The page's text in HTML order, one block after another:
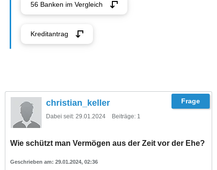
56 Banken im Vergleich
Kreditantrag
christian_keller
Dabei seit: 29.01.2024 Beiträge: 1
Wie schützt man Vermögen aus der Zeit vor der Ehe?
29.01.2024, 02:36